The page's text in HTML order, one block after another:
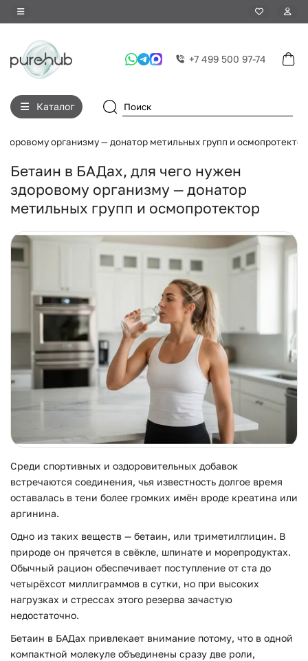
+7 499 500 97-74
Каталог
организму — донатор метильных групп и осмопротектор
Бетаин в БАДах, для чего нужен
здоровому организму — донатор
метильных групп и осмопротектор
Среди спортивных и оздоровительных добавок
встречаются соединения, чья известность долгое время
оставалась в тени более громких имён вроде креатина или
аргинина.
Одно из таких веществ — бетаин, или триметилглицин. В
природе он прячется в свёкле, шпинате и морепродуктах.
Обычный рацион обеспечивает поступление от ста до
четырёхсот миллиграммов в сутки, но при высоких
нагрузках и стрессах этого резерва зачастую
недостаточно.
Бетаин в БАДах привлекает внимание потому, что в одной
компактной молекуле объединены сразу две роли,